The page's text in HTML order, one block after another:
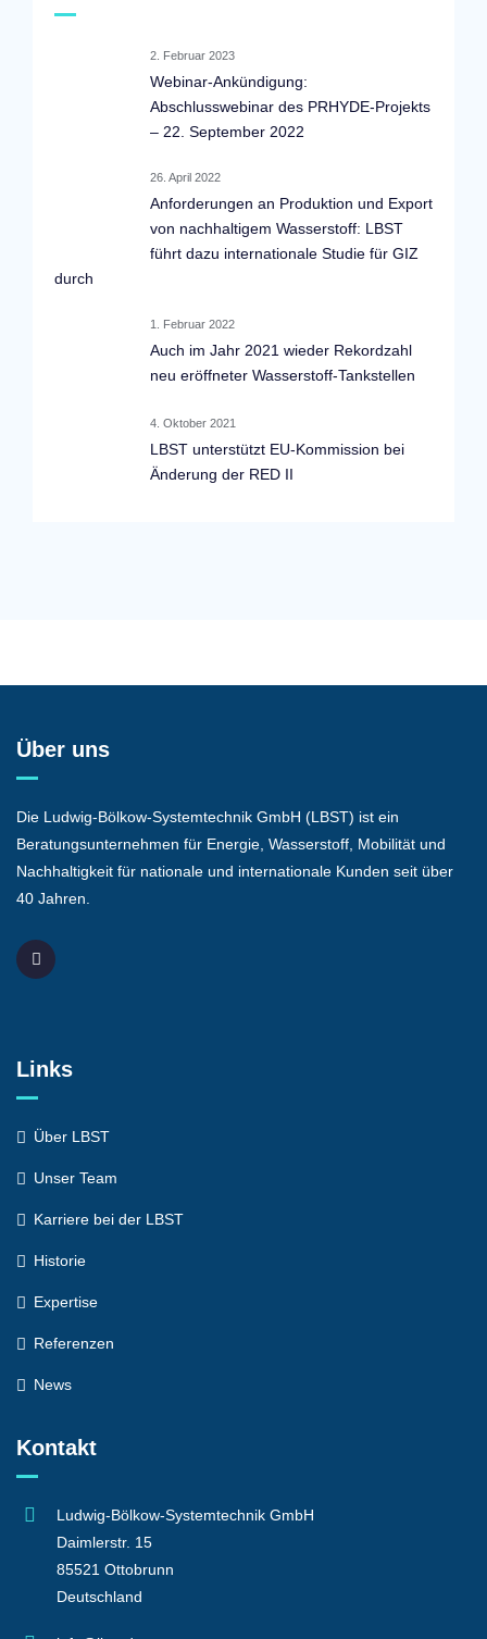
2. Februar 2023
Webinar-Ankündigung:
Abschlusswebinar des PRHYDE-Projekts
– 22. September 2022
26. April 2022
Anforderungen an Produktion und Export
von nachhaltigem Wasserstoff: LBST
führt dazu internationale Studie für GIZ
durch
1. Februar 2022
Auch im Jahr 2021 wieder Rekordzahl
neu eröffneter Wasserstoff-Tankstellen
4. Oktober 2021
LBST unterstützt EU-Kommission bei
Änderung der RED II
Über uns
Die Ludwig-Bölkow-Systemtechnik GmbH (LBST) ist ein
Beratungsunternehmen für Energie, Wasserstoff, Mobilität und
Nachhaltigkeit für nationale und internationale Kunden seit über
40 Jahren.
Links
Über LBST
Unser Team
Karriere bei der LBST
Historie
Expertise
Referenzen
News
Kontakt
Ludwig-Bölkow-Systemtechnik GmbH
Daimlerstr. 15
85521 Ottobrunn
Deutschland